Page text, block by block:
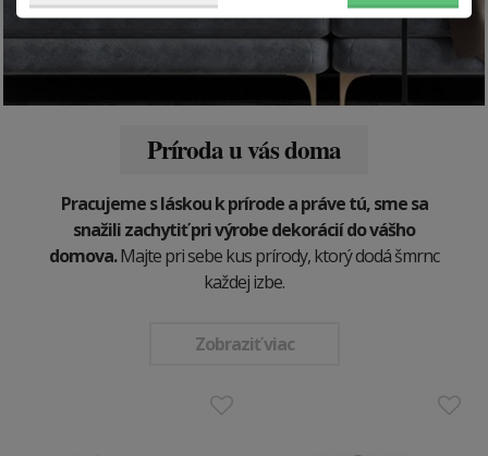
Príroda u vás doma
Pracujeme s láskou k prírode a práve tú, sme sa
snažili zachytiť pri výrobe dekorácií do vášho
domova.Majte pri sebe kus prírody, ktorý dodá šmrnc
každej izbe.
Zobraziť viac